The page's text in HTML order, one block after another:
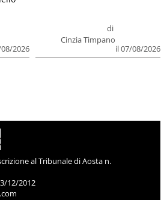
2026
di
Cinzia Timpano
il 07/08/2026
al Tribunale di Aosta n.
12/2012